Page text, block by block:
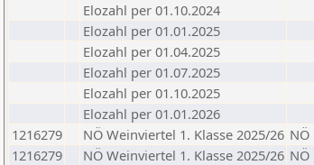
Elozahl per 01.10.2024
Elozahl per 01.01.2025
Elozahl per 01.04.2025
Elozahl per 01.07.2025
Elozahl per 01.10.2025
Elozahl per 01.01.2026
1216279
NÖ Weinviertel 1. Klasse 2025/26 NÖ
1216279
NÖ Weinviertel 1. Klasse 2025/26 NÖ